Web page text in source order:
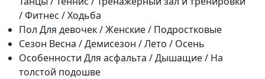
/ Фитнес / Ходьба
Пол Для девочек / Женские / Подростковые
Сезон Весна / Демисезон / Лето / Осень
Особенности Для асфальта / Дышащие / На
толстой подошве